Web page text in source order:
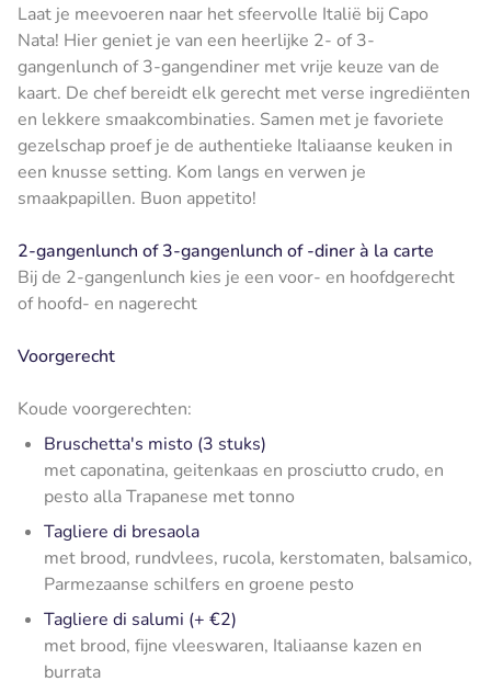
Laat je meevoeren naar het sfeervolle Italië bij Capo
Nata! Hier geniet je van een heerlijke 2- of 3-
gangenlunch of 3-gangendiner met vrije keuze van de
kaart. De chef bereidt elk gerecht met verse ingrediënten
en lekkere smaakcombinaties. Samen met je favoriete
gezelschap proef je de authentieke Italiaanse keuken in
een knusse setting. Kom langs en verwen je
smaakpapillen. Buon appetito!
2-gangenlunch of 3-gangenlunch of -diner à la carte
Bij de 2-gangenlunch kies je een voor- en hoofdgerecht
of hoofd- en nagerecht
Voorgerecht
Koude voorgerechten:
Bruschetta's misto (3 stuks)
met caponatina, geitenkaas en prosciutto crudo, en
pesto alla Trapanese met tonno
Tagliere di bresaola
met brood, rundvlees, rucola, kerstomaten, balsamico,
Parmezaanse schilfers en groene pesto
Tagliere di salumi (+ €2)
met brood, fijne vleeswaren, Italiaanse kazen en
burrata